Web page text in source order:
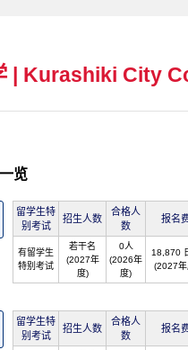
| Kurashiki City
览
留学生特
别考试
招生人数
合格人
数
报名
有留学生
特别考试
若干名
(2027年
度)
0人
(2026年
度)
18,870
(2027年
留学生特
别考试
招生人数
合格人
数
报名